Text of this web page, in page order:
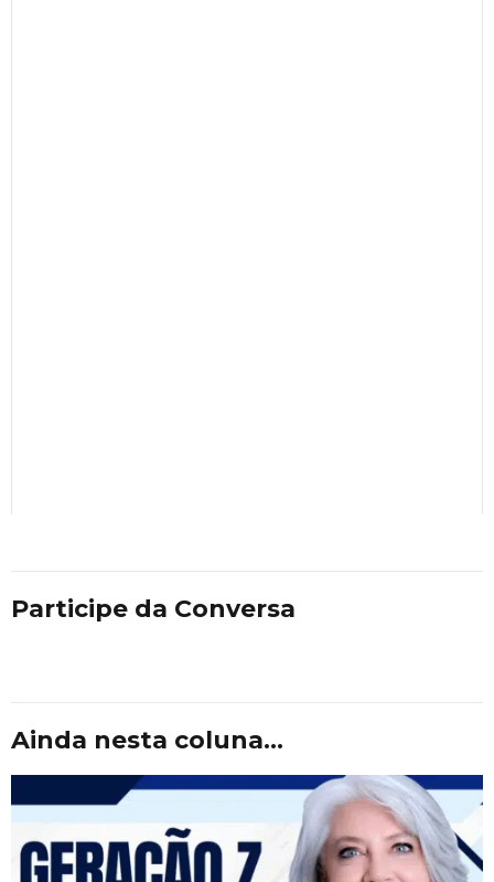
Participe da Conversa
Ainda nesta coluna...